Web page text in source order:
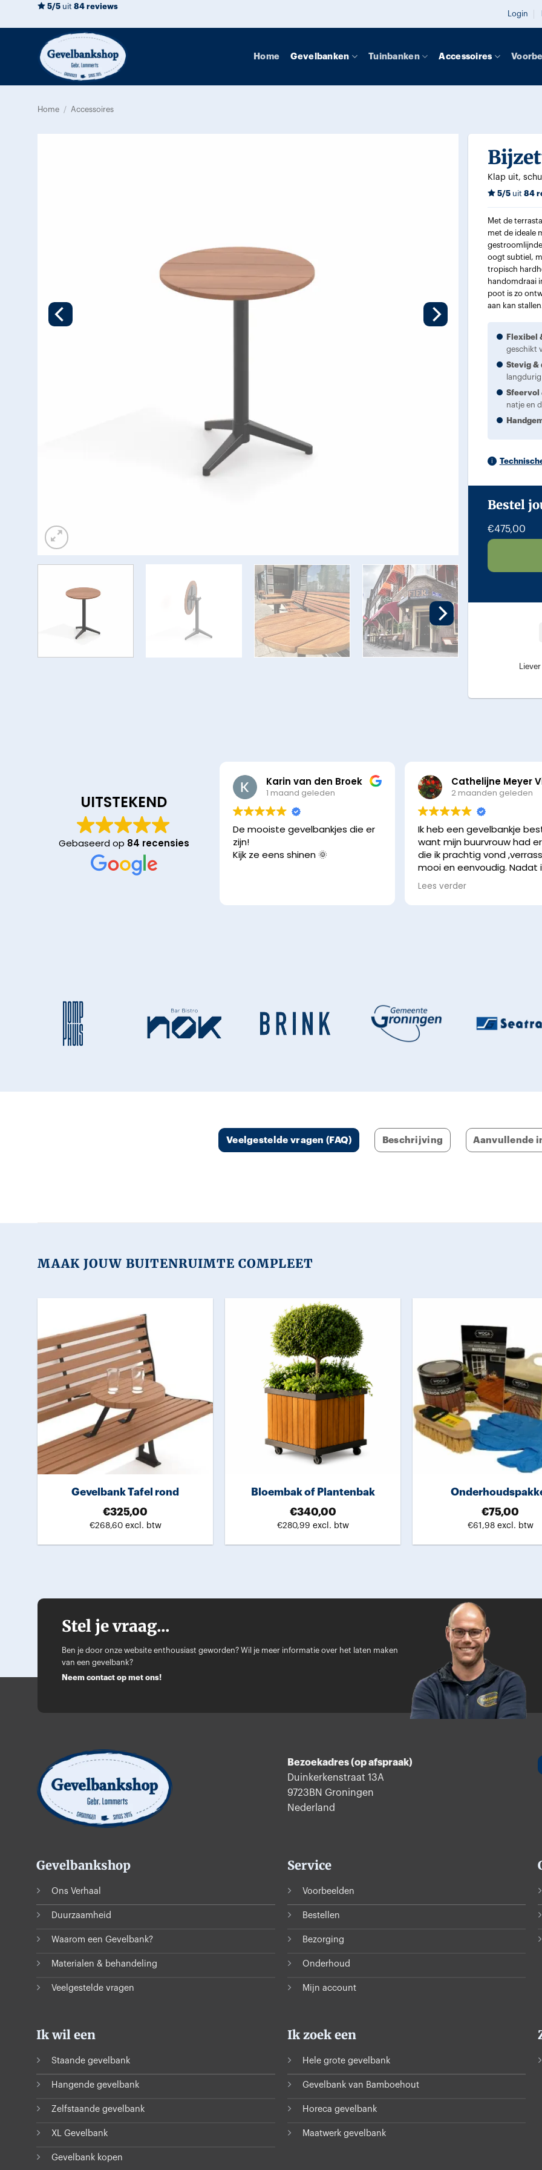
5/5 uit 84 reviews
Login
Home Gevelbanken Tuinbanken Accessoires
Home / Accessoires
Klap uit,
5/5uit 84
Met de
met de ideale
oogt subtiel,
tropisch
handomdraai
poot is zo
aan kan
Flexibel
geschikt
Stevig &
Sfeervol
natje en
Bestel
€475,00
UITSTEKEND
Gebaseerd op 84 recensies
Karin van den Broek
1 maand geleden
De mooiste gevelbankjes die er
zijn!
Kijk ze eens shinen 🌞
2 maanden geleden
Ik heb een gevelbankje
want mijn buurvrouw had
die ik prachtig vond
mooi en eenvoudig. Nadat
offerte kreeg , de factuur en
betaald had was hij er
enkele dagen. Op de
of kopjes koffie/thee! Het
prachtig van kleur, warm! Je
er een slotje bij zodat niet
bij mij😊🥳
Lees verder
Veelgestelde vragen (FAQ) Beschrijving Aanvullende
MAAK JOUW BUITENRUIMTE COMPLEET
Gevelbank Tafel rond
€325,00
€268,60excl. btw
Bloembak of Plantenbak
€340,00
€280,99 excl. btw
kan
€75,00
€61,98excl. btw
gekozen
worden
op
de
Stel je vraag...
Ben je door onze website enthousiast geworden? Wil je meer informatie over het laten maken
van een gevelbank?
Neem contact op met ons!
Bezoekadres (op afspraak)
Duinkerkenstraat 13A
9723BN Groningen
Nederland
Gevelbankshop
Ons Verhaal
Duurzaamheid
Waarom een Gevelbank?
Materialen & behandeling
Veelgestelde vragen
Service
Voorbeelden
Bestellen
Bezorging
Onderhoud
Mijn account
Ik wil een
Staande gevelbank
Hangende gevelbank
Zelfstaande gevelbank
XL Gevelbank
Gevelbank kopen
Ik zoek een
Hele grote gevelbank
Gevelbank van Bamboehout
Horeca gevelbank
Maatwerk gevelbank